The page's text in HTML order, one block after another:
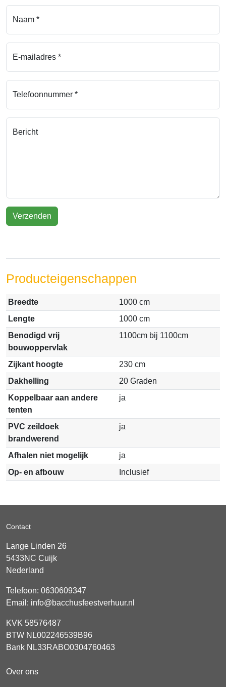
Naam *
E-mailadres *
Telefoonnummer *
Bericht
Verzenden
Producteigenschappen
Breedte
1000 cm
Lengte
1000 cm
Benodigd vrij
bouwoppervlak
1100cm bij 1100cm
Zijkant hoogte
230 cm
Dakhelling
20 Graden
Koppelbaar aan andere
tenten
ja
PVC zeildoek
brandwerend
ja
Afhalen niet mogelijk
ja
Op- en afbouw
Inclusief
Contact
Lange Linden 26
5433NC Cuijk
Nederland
Telefoon: 0630609347
Email: info@bacchusfeestverhuur.nl
KVK 58576487
BTW NL002246539B96
Bank NL33RABO0304760463
Over ons